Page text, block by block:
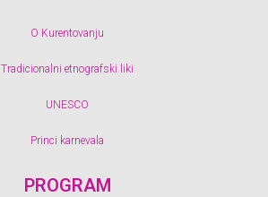
O Kurentovanju
Tradicionalni etnografski liki
UNESCO
Princi karnevala
PROGRAM